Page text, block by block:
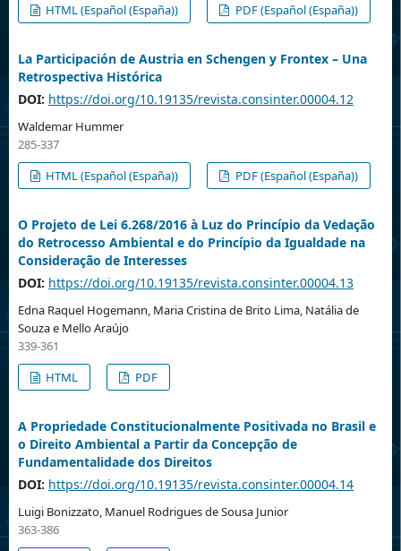
HTML (Español (España))
PDF (Español (España))
La Participación de Austria en Schengen y Frontex – Una
Retrospectiva Histórica
DOI: https://doi.org/10.19135/revista.consinter.00004.12
Waldemar Hummer
285-337
HTML (Español (España))
PDF (Español (España))
O Projeto de Lei 6.268/2016 à Luz do Princípio da Vedação
do Retrocesso Ambiental e do Princípio da Igualdade na
Consideração de Interesses
DOI: https://doi.org/10.19135/revista.consinter.00004.13
Edna Raquel Hogemann, Maria Cristina de Brito Lima, Natália de
Souza e Mello Araújo
339-361
HTML
PDF
A Propriedade Constitucionalmente Positivada no Brasil e
o Direito Ambiental a Partir da Concepção de
Fundamentalidade dos Direitos
DOI: https://doi.org/10.19135/revista.consinter.00004.14
Luigi Bonizzato, Manuel Rodrigues de Sousa Junior
363-386